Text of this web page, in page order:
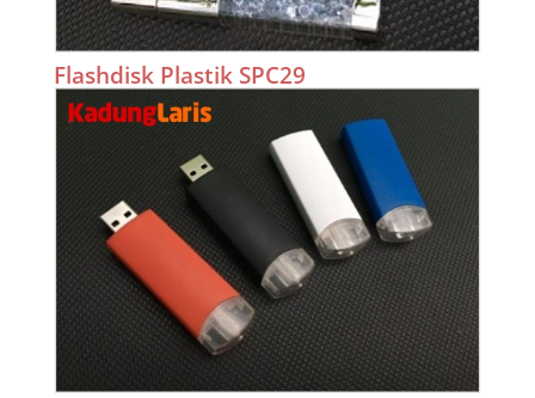
Flashdisk Plastik SPC29